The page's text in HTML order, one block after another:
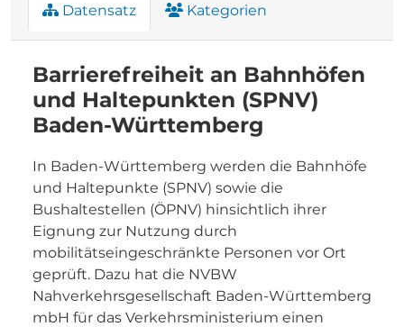
Datensatz Kategorien
Barrierefreiheit an Bahnhöfen
und Haltepunkten (SPNV)
Baden-Württemberg
In Baden-Württemberg werden die Bahnhöfe
und Haltepunkte (SPNV) sowie die
Bushaltestellen (ÖPNV) hinsichtlich ihrer
Eignung zur Nutzung durch
mobilitätseingeschränkte Personen vor Ort
geprüft. Dazu hat die NVBW
Nahverkehrsgesellschaft Baden-Württemberg
mbH für das Verkehrsministerium einen